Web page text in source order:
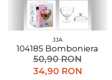
JJA
104185 Bomboniera
50,90 RON
34,90 RON